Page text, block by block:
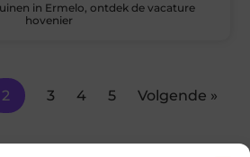
in Ermelo, ontdek de vacature
hovenier
2 3 4 5 Volgende »